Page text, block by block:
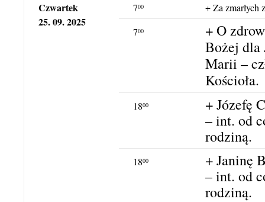
Czwartek
25. 09. 2025
700
+ Za zmarłych
700
+ O
Bożej dla
Marii –
Kościoła.
1800
+ Józefę
– int. od
rodziną.
1800
+ Janinę
– int. od
rodziną.